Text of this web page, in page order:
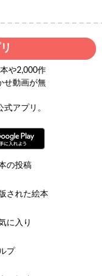
や2,000作
せ動画が無
式アプリ。
の投稿
された絵本
に入り
プ